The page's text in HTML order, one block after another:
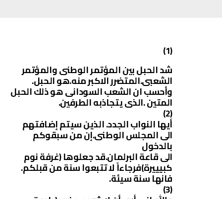
(1)
شد الحبل بين المؤتمر الوطنى والمؤتمر
الشعبى.المتضرر الاكبر منه.هو الحبل.
وأحسب ان الشعب السودانى هو ذلك الحبل
المتين .الذى يتجاذبه الطرفين.
(2)
أيها النواب الجدد. الذين سيتم إضافتهم
الى المجلس الوطنى.إن من سبقوكم
بالدخول
الى قاعة البرلمان.قد جعلوها (غرفة نوم
كبيييرة)فرجاءاً لا تتبعوا سنة من قبلكم.
فانها سنة سيئة.
(3)